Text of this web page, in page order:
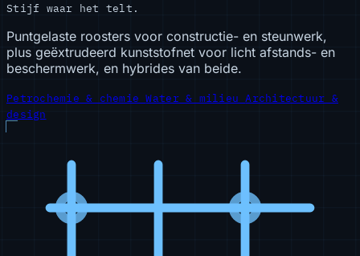
Stijf waar het telt.
Puntgelaste roosters voor constructie- en steunwerk,
plus geëxtrudeerd kunststofnet voor licht afstands- en
beschermwerk, en hybrides van beide.
Petrochemie & chemieWater & milieuArchitectuur &
design